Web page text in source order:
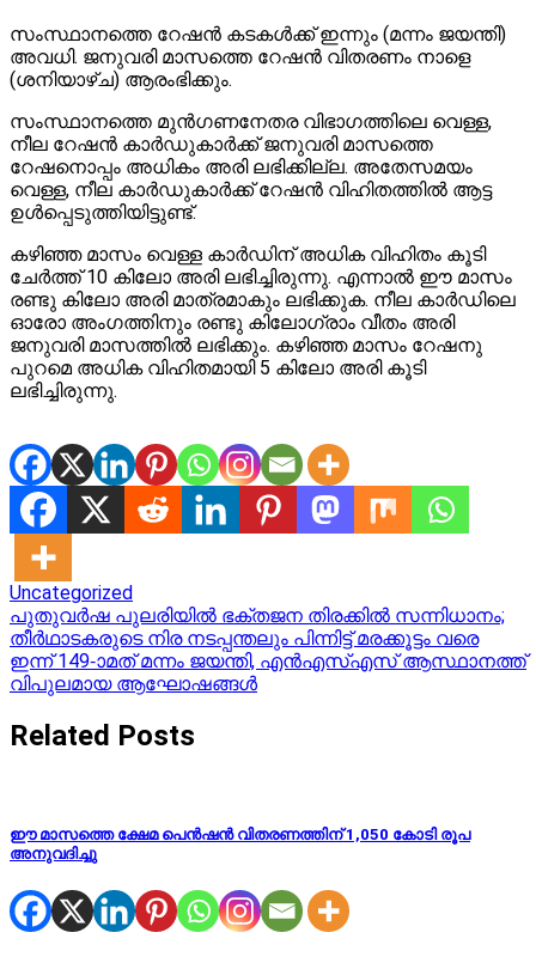
സംസ്ഥാനത്തെ റേഷന്‍ കടകള്‍ക്ക് ഇന്നും (മന്നം ജയന്തി)
അവധി. ജനുവരി മാസത്തെ റേഷന്‍ വിതരണം നാളെ
(ശനിയാഴ്ച) ആരംഭിക്കും.
സംസ്ഥാനത്തെ മുന്‍ഗണനേതര വിഭാഗത്തിലെ വെള്ള,
നീല റേഷന്‍ കാര്‍ഡുകാര്‍ക്ക് ജനുവരി മാസത്തെ
റേഷനൊപ്പം അധികം അരി ലഭിക്കില്ല. അതേസമയം
വെള്ള, നീല കാര്‍ഡുകാര്‍ക്ക് റേഷന്‍ വിഹിതത്തില്‍ ആട്ട
ഉള്‍പ്പെടുത്തിയിട്ടുണ്ട്.
കഴിഞ്ഞ മാസം വെള്ള കാര്‍ഡിന് അധിക വിഹിതം കൂടി
ചേര്‍ത്ത് 10 കിലോ അരി ലഭിച്ചിരുന്നു. എന്നാല്‍ ഈ മാസം
രണ്ടു കിലോ അരി മാത്രമാകും ലഭിക്കുക. നീല കാര്‍ഡിലെ
ഓരോ അംഗത്തിനും രണ്ടു കിലോഗ്രാം വീതം അരി
ജനുവരി മാസത്തില്‍ ലഭിക്കും. കഴിഞ്ഞ മാസം റേഷനു
പുറമെ അധിക വിഹിതമായി 5 കിലോ അരി കൂടി
ലഭിച്ചിരുന്നു.
Uncategorized
Post
navigation
പുതുവർഷ പുലരിയിൽ ഭക്തജന തിരക്കിൽ സന്നിധാനം;
തീർഥാടകരുടെ നിര നടപ്പന്തലും പിന്നിട്ട്‌ മരക്കൂട്ടം വരെ
ഇന്ന് 149-ാമത് മന്നം ജയന്തി, എൻഎസ്എസ് ആസ്ഥാനത്ത്
വിപുലമായ ആഘോഷങ്ങൾ
Related Posts
ഈ മാസത്തെ ക്ഷേമ പെന്‍ഷന്‍ വിതരണത്തിന് 1,050 കോടി രൂപ
അനുവദിച്ചു